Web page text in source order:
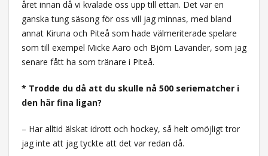
året innan då vi kvalade oss upp till ettan. Det var en
ganska tung säsong för oss vill jag minnas, med bland
annat Kiruna och Piteå som hade välmeriterade spelare
som till exempel Micke Aaro och Björn Lavander, som jag
senare fått ha som tränare i Piteå.
* Trodde du då att du skulle nå 500 seriematcher i
den här fina ligan?
– Har alltid älskat idrott och hockey, så helt omöjligt tror
jag inte att jag tyckte att det var redan då.